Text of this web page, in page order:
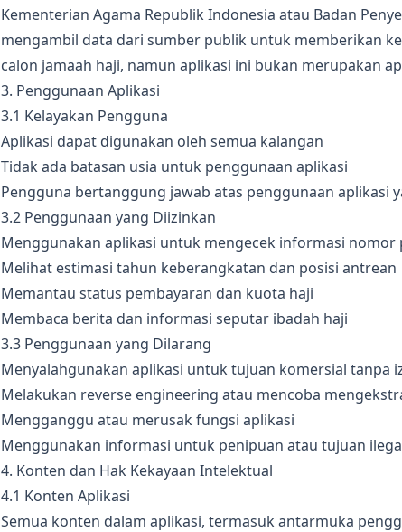
Kementerian Agama Republik Indonesia atau Badan
mengambil data dari sumber publik untuk memberikan
calon jamaah haji, namun aplikasi ini bukan merupakan
3. Penggunaan Aplikasi
3.1 Kelayakan Pengguna
Aplikasi dapat digunakan oleh semua kalangan
Tidak ada batasan usia untuk penggunaan aplikasi
Pengguna bertanggung jawab atas penggunaan aplikasi
3.2 Penggunaan yang Diizinkan
Menggunakan aplikasi untuk mengecek informasi nomor
Melihat estimasi tahun keberangkatan dan posisi antrean
Memantau status pembayaran dan kuota haji
Membaca berita dan informasi seputar ibadah haji
3.3 Penggunaan yang Dilarang
Menyalahgunakan aplikasi untuk tujuan komersial tanpa
Melakukan reverse engineering atau mencoba
Mengganggu atau merusak fungsi aplikasi
Menggunakan informasi untuk penipuan atau tujuan
4. Konten dan Hak Kekayaan Intelektual
4.1 Konten Aplikasi
Semua konten dalam aplikasi, termasuk antarmuka